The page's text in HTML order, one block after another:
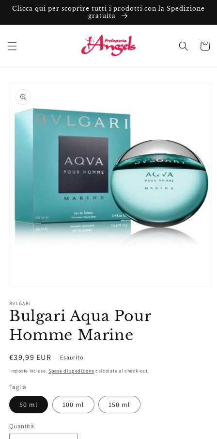
direttamente
Clicca qui per scoprire tutti i prodotti con la Spedizione
gratuita
Carrello
informazioni
sul prodotto
multimediali
1
in
modale
BVLGARI
Bulgari Aqua Pour
Homme Marine
Prezzo
di
€39,99 EUR Esaurito
Imposte incluse. Spese di spedizione calcolate al check-out.
Taglia
50 ml 100 ml 150 ml
Quantità